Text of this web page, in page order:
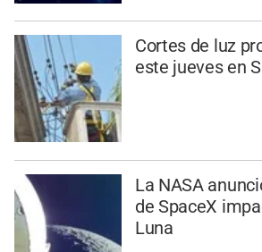
Cortes de luz
este jueves en
La NASA
de SpaceX
Luna